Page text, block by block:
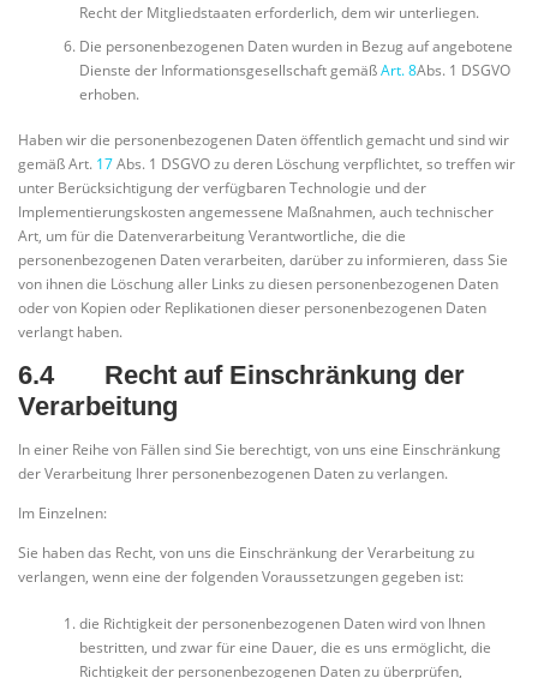
Recht der Mitgliedstaaten erforderlich, dem wir unterliegen.
Die personenbezogenen Daten wurden in Bezug auf angebotene
Dienste der Informationsgesellschaft gemäßArt. 8Abs. 1 DSGVO
erhoben.
Haben wir die personenbezogenen Daten öffentlich gemacht und sind wir
gemäß Art. 17Abs. 1 DSGVO zu deren Löschung verpflichtet, so treffen wir
unter Berücksichtigung der verfügbaren Technologie und der
Implementierungskosten angemessene Maßnahmen, auch technischer
Art, um für die Datenverarbeitung Verantwortliche, die die
personenbezogenen Daten verarbeiten, darüber zu informieren, dass Sie
von ihnen die Löschung aller Links zu diesen personenbezogenen Daten
oder von Kopien oder Replikationen dieser personenbezogenen Daten
verlangt haben.
6.4 Recht auf Einschränkung der
Verarbeitung
In einer Reihe von Fällen sind Sie berechtigt, von uns eine Einschränkung
der Verarbeitung Ihrer personenbezogenen Daten zu verlangen.
Im Einzelnen:
Sie haben das Recht, von uns die Einschränkung der Verarbeitung zu
verlangen, wenn eine der folgenden Voraussetzungen gegeben ist:
die Richtigkeit der personenbezogenen Daten wird von Ihnen
bestritten, und zwar für eine Dauer, die es uns ermöglicht, die
Richtigkeit der personenbezogenen Daten zu überprüfen,